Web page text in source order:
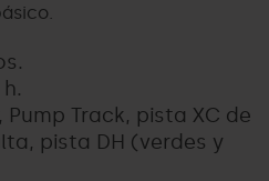
Pump Track, pista XC de
pista DH (verdes y